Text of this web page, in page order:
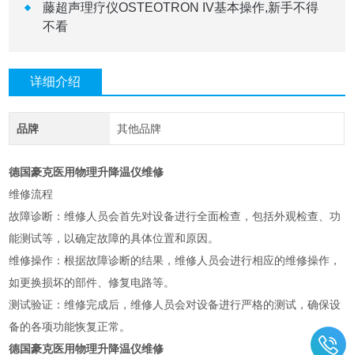
藤超声理疗仪OSTEOTRON IV基本操作,新手不得
不看
详细介绍
品牌 其他品牌
德国豪克医用物理升降温仪维修
维修流程
故障诊断：维修人员会首先对设备进行全面检查，包括外观检查、功
能测试等，以确定故障的具体位置和原因。
维修操作：根据故障诊断的结果，维修人员会进行相应的维修操作，
如更换损坏的部件、修复电路等。
测试验证：维修完成后，维修人员会对设备进行严格的测试，确保设
备的各项功能恢复正常。
德国豪克医用物理升降温仪维修